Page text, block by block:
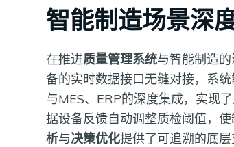
智能制造场景深
在推进质量管理系统与智能制造
备的实时数据接口无缝对接，系
与MES、ERP的深度集成，实现
据设备反馈自动调整质检阈值，
析与决策优化提供了可追溯的底层